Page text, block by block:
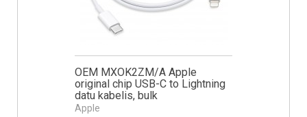
OEM MXOK2ZM/A Apple
original chip USB-C to Lightning
datu kabelis, bulk
Apple